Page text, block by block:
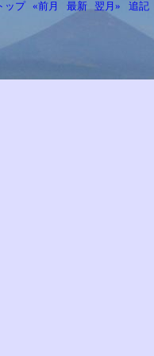
トップ «前月 最新 翌月» 追記